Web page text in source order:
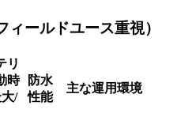
ールドユース重視）
リ
時
/
防水
性能
主な運用環境